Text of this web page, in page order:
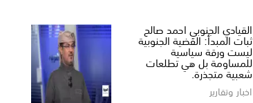
القيادي الجنوبي احمد صالح ​
ثبات المبدأ: القضية الجنوبية
ليست ورقة سياسية
للمساومة بل هي تطلعات
شعبية متجذرة.
اخبار وتقارير